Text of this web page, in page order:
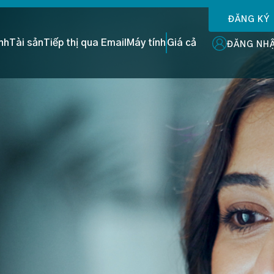
Tài sảnTiếp thị qua Email Máy tính Giá cả
ĐĂNG KÝ
ĐĂNG